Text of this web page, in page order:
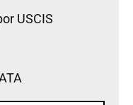
USCIS